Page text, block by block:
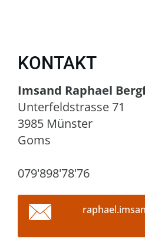
KONTAKT
Imsand Raphael
Unterfeldstrasse 71
3985 Münster
Goms
079'898'78'76
raphael.